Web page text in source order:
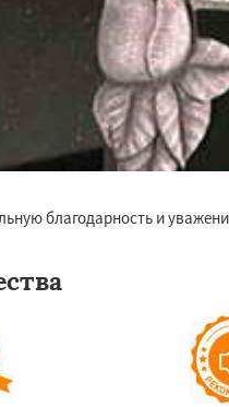
благодарность и